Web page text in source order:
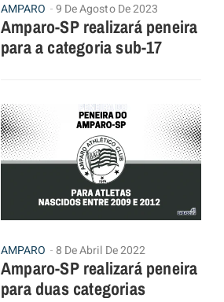
AMPARO 9 De Agosto De 2023
Amparo-SP realizará peneira
para a categoria sub-17
AMPARO 8 De Abril De 2022
Amparo-SP realizará peneira
para duas categorias